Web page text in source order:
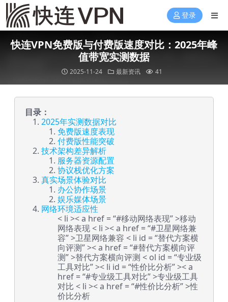
登录
快连VPN免费版与付费版速度对比：2025年峰
值带宽实测数据
2025-11-24 最新资讯 41
目录：
2025年实测数据对比
免费版速度表现
付费版性能突破
技术架构差异解析
服务器资源配置
协议栈优化方案
真实场景体验对比
办公协作场景
娱乐媒体场景
网络环境适应性
< li >< a href = “#移动网络表现” >移动
网络表现< li >< a href = “#卫星网络兼
容” >卫星网络兼容 < li id = “替代方案横
向评测” >< a href = “#替代方案横向评
测” >替代方案横向评测 < ol id = “专业级
工具对比” >< li id = “性价比分析” >< a
href = “#专业级工具对比” >专业级工具
对比 < li >< a href = “#性价比分析” >性
价比分析